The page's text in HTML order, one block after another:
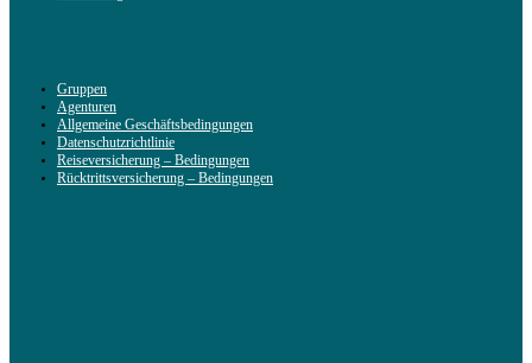
Gruppen
Agenturen
Allgemeine Geschäftsbedingungen
Datenschutzrichtlinie
Reiseversicherung – Bedingungen
Rücktrittsversicherung – Bedingungen